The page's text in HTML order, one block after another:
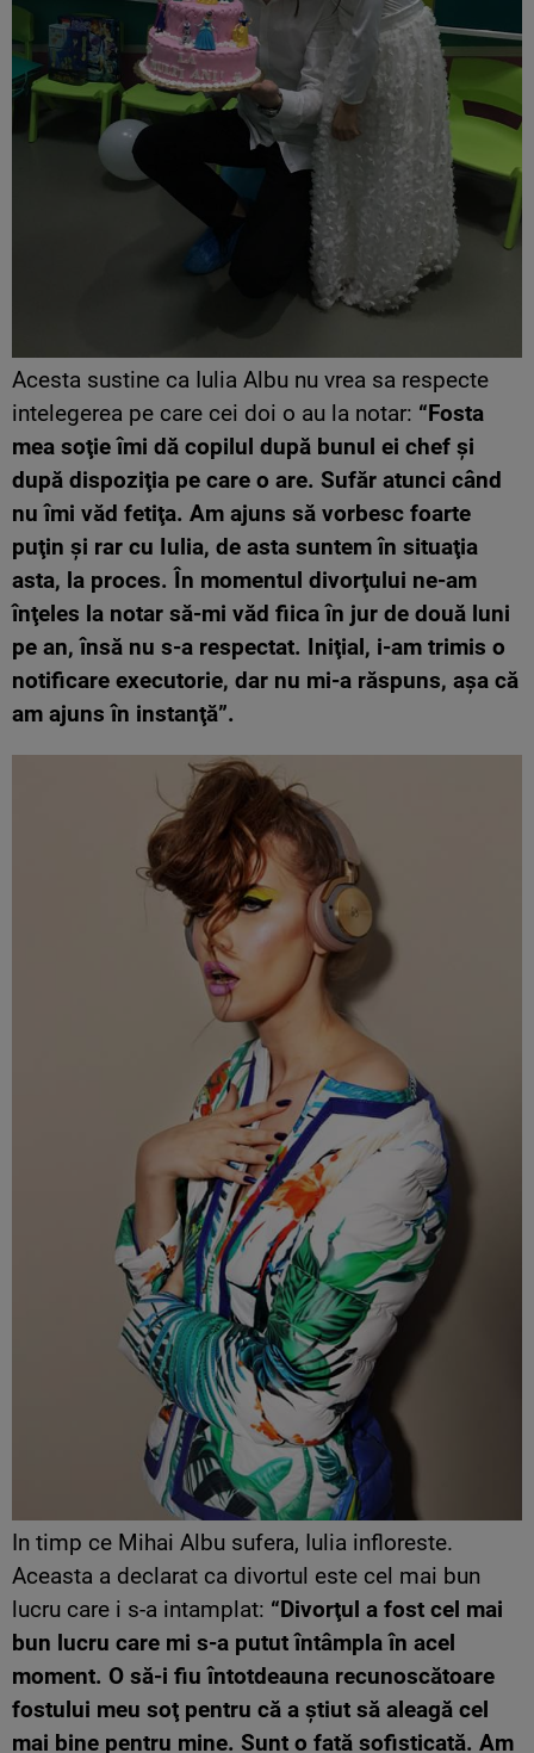
Acesta sustine ca Iulia Albu nu vrea sa respecte
intelegerea pe care cei doi o au la notar: “Fosta
mea soţie îmi dă copilul după bunul ei chef şi
după dispoziţia pe care o are. Sufăr atunci când
nu îmi văd fetiţa. Am ajuns să vorbesc foarte
puţin şi rar cu Iulia, de asta suntem în situaţia
asta, la proces. În momentul divorţului ne-am
înţeles la notar să-mi văd fiica în jur de două luni
pe an, însă nu s-a respectat. Iniţial, i-am trimis o
notificare executorie, dar nu mi-a răspuns, aşa că
am ajuns în instanţă”.
In timp ce Mihai Albu sufera, Iulia infloreste.
Aceasta a declarat ca divortul este cel mai bun
lucru care i s-a intamplat: “Divorţul a fost cel mai
bun lucru care mi s-a putut întâmpla în acel
moment. O să-i fiu întotdeauna recunoscătoare
fostului meu soţ pentru că a ştiut să aleagă cel
mai bine pentru mine. Sunt o fată sofisticată. Am